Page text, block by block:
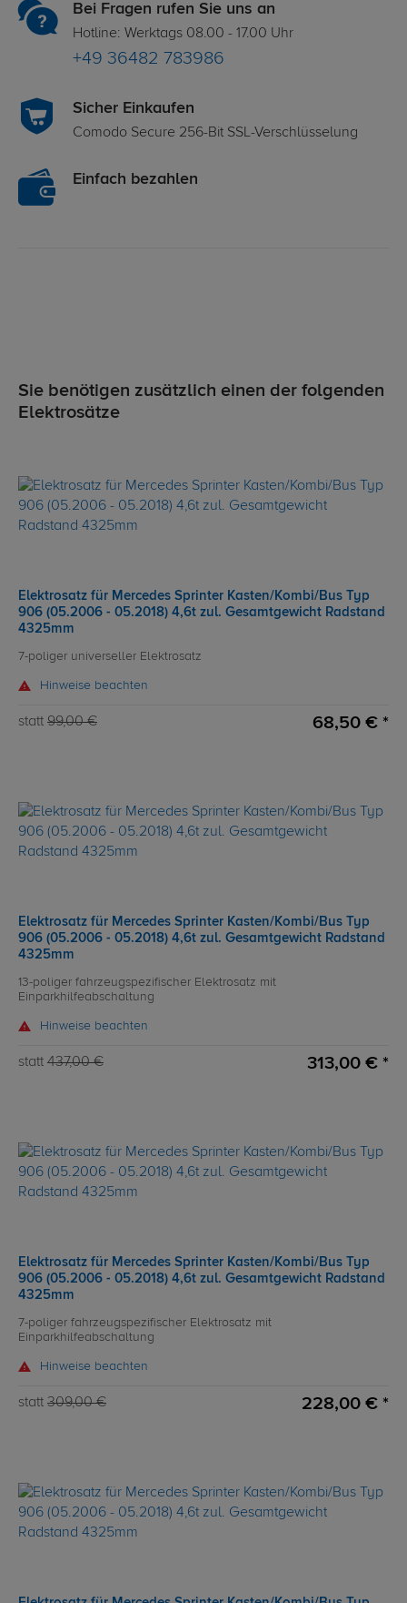
Bei Fragen rufen Sie uns an
Hotline: Werktags 08.00 - 17.00 Uhr
+49 36482 783986
Sicher Einkaufen
Comodo Secure 256-Bit SSL-Verschlüsselung
Einfach bezahlen
Sie benötigen zusätzlich einen der folgenden
Elektrosätze
Elektrosatz für Mercedes Sprinter Kasten/Kombi/Bus Typ
906 (05.2006 - 05.2018) 4,6t zul. Gesamtgewicht Radstand
4325mm
7-poliger universeller Elektrosatz
Hinweise beachten
statt 99,00 € 68,50 € *
Elektrosatz für Mercedes Sprinter Kasten/Kombi/Bus Typ
906 (05.2006 - 05.2018) 4,6t zul. Gesamtgewicht Radstand
4325mm
13-poliger fahrzeugspezifischer Elektrosatz mit
Einparkhilfeabschaltung
Hinweise beachten
statt 437,00 € 313,00 € *
Elektrosatz für Mercedes Sprinter Kasten/Kombi/Bus Typ
906 (05.2006 - 05.2018) 4,6t zul. Gesamtgewicht Radstand
4325mm
7-poliger fahrzeugspezifischer Elektrosatz mit
Einparkhilfeabschaltung
Hinweise beachten
statt 309,00 € 228,00 € *